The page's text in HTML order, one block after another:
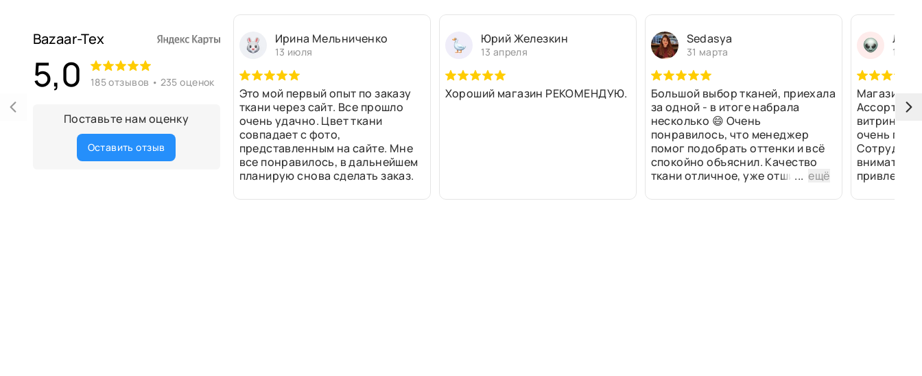
Bazaar-Tex
5,0 185 отзывов • 235 оценок
Поставьте нам оценку
Оставить отзыв
Ирина Мельниченко
13 июля
Это мой первый опыт по заказу
ткани через сайт. Все прошло
очень удачно. Цвет ткани
совпадает с фото,
представленным на сайте. Мне
все понравилось, в дальнейшем
планирую снова сделать заказ.
Юрий Железкин
13 апреля
Хороший магазин РЕКОМЕНДУЮ.
Sedasya
31 марта
Большой выбор тканей, приехала
за одной - в итоге набрала
несколько 😄 Очень
понравилось, что менеджер
помог подобрать оттенки и всё
спокойно объяснил. Качество
ткани отличное, уже отшили...ещё
13
Магазин
витринах
очень
привлек
рулоны